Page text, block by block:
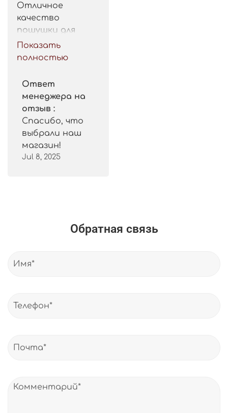
Отличное
качество
пошушки для
такой цены.
Рекомендую.
Показать
полностью
Ответ
менеджера на
отзыв :
Спасибо, что
выбрали наш
магазин!
Jul 8, 2025
Обратная связь